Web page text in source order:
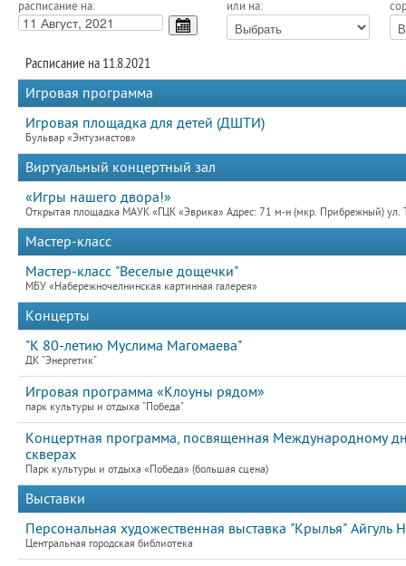
расписание на: или на:
Расписание на 11.8.2021
Игровая программа
Игровая площадка для детей (ДШТИ)
Бульвар «Энтузиастов»
Виртуальный концертный зал
«Игры нашего двора!»
Открытая площадка МАУК «ГЦК «Эврика» Адрес: 71 м-н (мкр. Прибрежный) ул.
Мастер-класс
Мастер-класс "Веселые дощечки"
МБУ «Набережночелнинская картинная галерея»
Концерты
"К 80-летию Муслима Магомаева"
ДК "Энергетик"
Игровая программа «Клоуны рядом»
парк культуры и отдыха "Победа"
Концертная программа, посвященная Международному
скверах
Парк культуры и отдыха «Победа» (большая сцена)
Выставки
Персональная художественная выставка "Крылья" Айгуль
Центральная городская библиотека